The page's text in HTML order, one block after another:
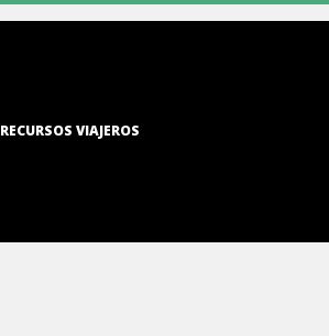
RECURSOS VIAJEROS